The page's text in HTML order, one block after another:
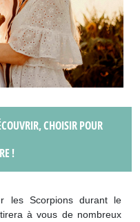
CHOISIR POUR
!
les Scorpions durant le
à vous de nombreux